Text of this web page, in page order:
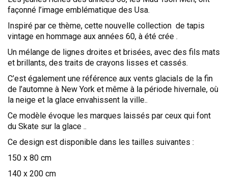
AUTHENTIQUE
CHAMBRES COMPLÈTES
façonné l’image emblématique des Usa.
Inspiré par ce thème, cette nouvelle collection de tapis
vintage en hommage aux années 60, à été crée .
Un mélange de lignes droites et brisées, avec des fils mats
et brillants, des traits de crayons lisses et cassés.
C’est également une référence aux vents glacials de la fin
de l’automne à New York et même à la période hivernale, où
la neige et la glace envahissent la ville..
Ce modèle évoque les marques laissés par ceux qui font
du Skate sur la glace ..
Ce design est disponible dans les tailles suivantes :
150 x 80 cm
140 x 200 cm